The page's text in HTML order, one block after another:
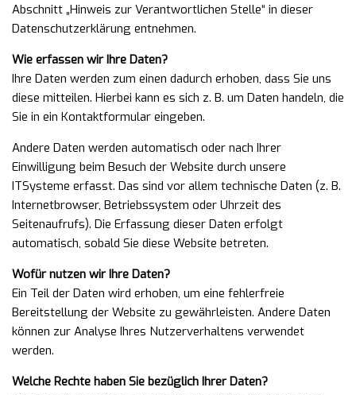
Abschnitt „Hinweis zur Verantwortlichen Stelle“ in dieser
Datenschutzerklärung entnehmen.
Wie erfassen wir Ihre Daten?
Ihre Daten werden zum einen dadurch erhoben, dass Sie uns
diese mitteilen. Hierbei kann es sich z. B. um Daten handeln, die
Sie in ein Kontaktformular eingeben.
Andere Daten werden automatisch oder nach Ihrer
Einwilligung beim Besuch der Website durch unsere
ITSysteme erfasst. Das sind vor allem technische Daten (z. B.
Internetbrowser, Betriebssystem oder Uhrzeit des
Seitenaufrufs). Die Erfassung dieser Daten erfolgt
automatisch, sobald Sie diese Website betreten.
Wofür nutzen wir Ihre Daten?
Ein Teil der Daten wird erhoben, um eine fehlerfreie
Bereitstellung der Website zu gewährleisten. Andere Daten
können zur Analyse Ihres Nutzerverhaltens verwendet
werden.
Welche Rechte haben Sie bezüglich Ihrer Daten?